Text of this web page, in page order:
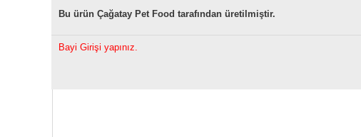
Bu ürün Çağatay Pet Food tarafından üretilmiştir.
Bayi Girişi yapınız.